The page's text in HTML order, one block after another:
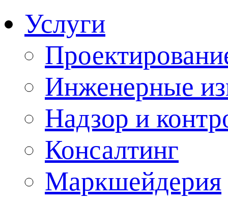
Услуги
Инженерные
Надзор и
Консалтинг
Маркшейдерия